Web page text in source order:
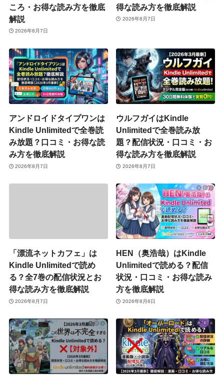
ころ・お得な読み方を徹底
解説
2026年8月7日
得な読み方を徹底解説
2026年8月7日
アンドロイドタイプワンは
Kindle Unlimitedで全巻読
み放題？口コミ・お得な読
み方を徹底解説
2026年8月7日
ウルフガイはKindle
Unlimitedで全巻読み放
題？配信状況・口コミ・お
得な読み方を徹底解説
2026年8月7日
「漂流ネットカフェ」は
Kindle Unlimitedで読め
る？全7巻の配信状況とお
得な読み方を徹底解説
2026年8月7日
HEN（奥浩哉）はKindle
Unlimitedで読める？配信
状況・口コミ・お得な読み
方を徹底解説
2026年8月6日